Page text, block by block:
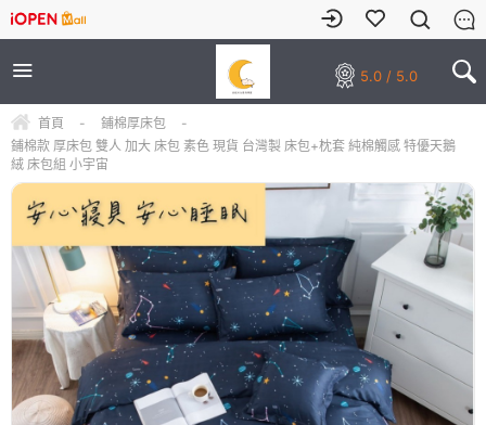
5.0 / 5.0
首頁 - 鋪棉厚床包
-
鋪棉款 厚床包 雙人 加大 床包 素色 現貨 台灣製 床包+枕套 純棉觸感 特優天鵝
絨 床包組 小宇宙